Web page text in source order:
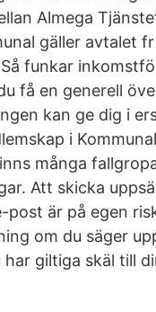
Almega
gäller avtalet
funkar
få en generell
kan ge dig i
i
många
Att skicka
post är på egen
om du säger
giltiga skäl till